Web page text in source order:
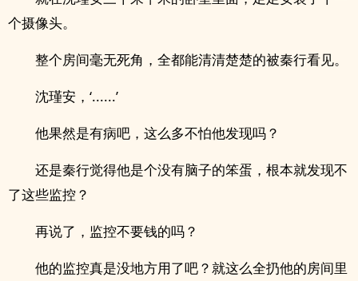
个摄像头。
整个房间毫无死角，全都能清清楚楚的被秦行看见。
沈瑾安，‘......’
他果然是有病吧，这么多不怕他发现吗？
还是秦行觉得他是个没有脑子的笨蛋，根本就发现不
了这些监控？
再说了，监控不要钱的吗？
他的监控真是没地方用了吧？就这么全扔他的房间里